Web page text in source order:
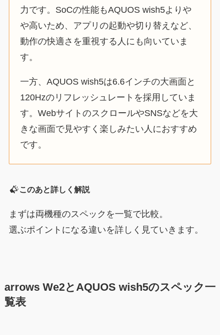
力です。SoCの性能もAQUOS wish5よりや
や高いため、アプリの起動や切り替えなど、
動作の快適さを重視する人にも向いていま
す。
一方、AQUOS wish5は6.6インチの大画面と
120Hzのリフレッシュレートを採用していま
す。WebサイトのスクロールやSNSなどを大
きな画面で見やすく楽しみたい人におすすめ
です。
このあと詳しく解説
まずは両機種のスペックを一覧で比較。
選ぶポイントになる違いを詳しく見ていきます。
arrows We2とAQUOS wish5のスペック一
覧表